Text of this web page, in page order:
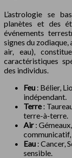
L’astrologie se
planètes et des
événements
signes du zodiaque,
air, eau),
caractéristiques
des individus.
Feu : Bélier,
indépendant.
Terre:
terre-à-terre.
Air:
communicatif,
Eau : Cancer,
sensible.